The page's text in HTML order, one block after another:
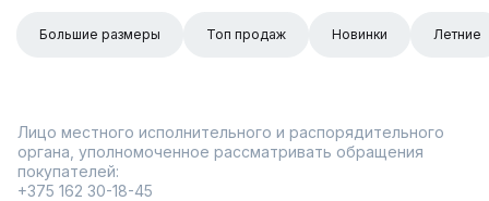
Большие размеры Топ продаж Новинки Летние
Лицо местного исполнительного и распорядительного
органа, уполномоченное рассматривать обращения
покупателей:
+375 162 30-18-45